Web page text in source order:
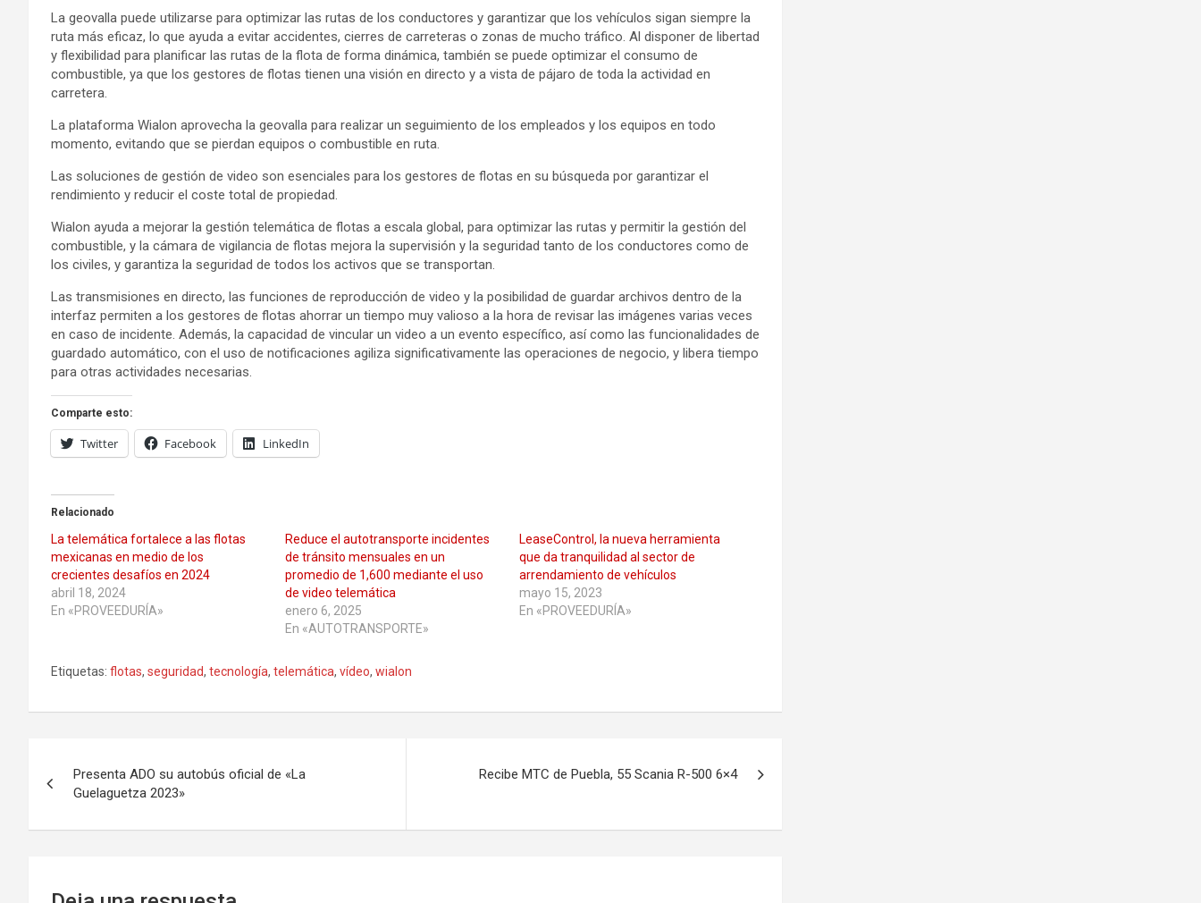
La geovalla puede utilizarse para optimizar las rutas de los conductores y garantizar que los vehículos sigan siempre la
ruta más eficaz, lo que ayuda a evitar accidentes, cierres de carreteras o zonas de mucho tráfico. Al disponer de libertad
y flexibilidad para planificar las rutas de la flota de forma dinámica, también se puede optimizar el consumo de
combustible, ya que los gestores de flotas tienen una visión en directo y a vista de pájaro de toda la actividad en
carretera.
La plataforma Wialon aprovecha la geovalla para realizar un seguimiento de los empleados y los equipos en todo
momento, evitando que se pierdan equipos o combustible en ruta.
Las soluciones de gestión de video son esenciales para los gestores de flotas en su búsqueda por garantizar el
rendimiento y reducir el coste total de propiedad.
Wialon ayuda a mejorar la gestión telemática de flotas a escala global, para optimizar las rutas y permitir la gestión del
combustible, y la cámara de vigilancia de flotas mejora la supervisión y la seguridad tanto de los conductores como de
los civiles, y garantiza la seguridad de todos los activos que se transportan.
Las transmisiones en directo, las funciones de reproducción de video y la posibilidad de guardar archivos dentro de la
interfaz permiten a los gestores de flotas ahorrar un tiempo muy valioso a la hora de revisar las imágenes varias veces
en caso de incidente. Además, la capacidad de vincular un video a un evento específico, así como las funcionalidades de
guardado automático, con el uso de notificaciones agiliza significativamente las operaciones de negocio, y libera tiempo
para otras actividades necesarias.
Comparte esto:
Twitter Facebook LinkedIn
Relacionado
La telemática fortalece a las flotas
mexicanas en medio de los
crecientes desafíos en 2024
abril 18, 2024
En «PROVEEDURÍA»
Reduce el autotransporte incidentes
de tránsito mensuales en un
promedio de 1,600 mediante el uso
de video telemática
enero 6, 2025
En «AUTOTRANSPORTE»
LeaseControl, la nueva herramienta
que da tranquilidad al sector de
arrendamiento de vehículos
mayo 15, 2023
En «PROVEEDURÍA»
Etiquetas: flotas, seguridad, tecnología, telemática, vídeo, wialon
de
entradas
Presenta ADO su autobús oficial de «La
Guelaguetza 2023»
Recibe MTC de Puebla, 55 Scania R-500 6×4